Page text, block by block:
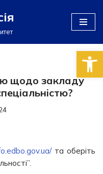
щодо закладу
та оберіть